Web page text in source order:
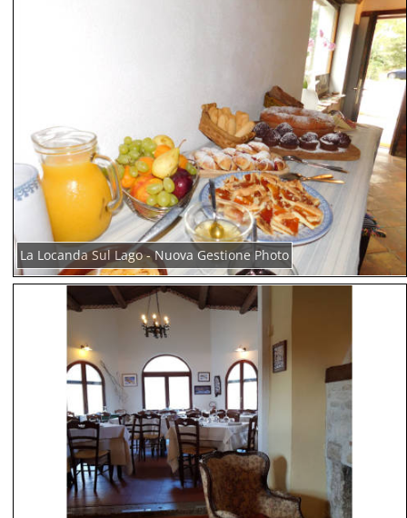
La Locanda Sul Lago - Nuova Gestione Photo